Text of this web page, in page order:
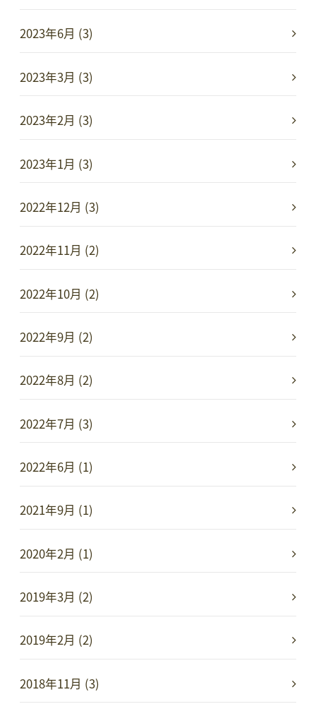
2023年6月 (3)
2023年3月 (3)
2023年2月 (3)
2023年1月 (3)
2022年12月 (3)
2022年11月 (2)
2022年10月 (2)
2022年9月 (2)
2022年8月 (2)
2022年7月 (3)
2022年6月 (1)
2021年9月 (1)
2020年2月 (1)
2019年3月 (2)
2019年2月 (2)
2018年11月 (3)